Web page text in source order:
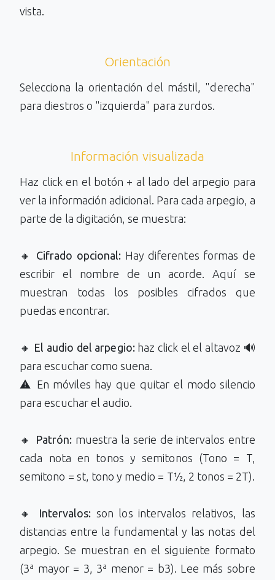
vista.
Orientación
Selecciona la orientación del mástil, "derecha"
para diestros o "izquierda" para zurdos.
Información visualizada
Haz click en el botón + al lado del arpegio para
ver la información adicional. Para cada arpegio, a
parte de la digitación, se muestra:
🔸 Cifrado opcional: Hay diferentes formas de
escribir el nombre de un acorde. Aquí se
muestran todas los posibles cifrados que
puedas encontrar.
🔸 El audio del arpegio:haz click el el altavoz 🔊
para escuchar como suena.
⚠️ En móviles hay que quitar el modo silencio
para escuchar el audio.
🔸 Patrón:muestra la serie de intervalos entre
cada nota en tonos y semitonos (Tono = T,
semitono = st, tono y medio = T½, 2 tonos = 2T).
🔸 Intervalos: son los intervalos relativos, las
distancias entre la fundamental y las notas del
arpegio. Se muestran en el siguiente formato
(3ª mayor = 3, 3ª menor = b3). Lee más sobre